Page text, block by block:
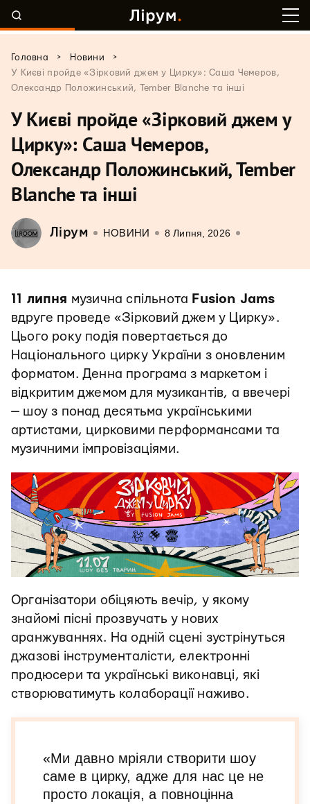
Головна > Новини
>
У Києві пройде «Зірковий джем у Цирку»: Саша Чемеров,
Олександр Положинський, Tember Blanche та інші
У Києві пройде «Зірковий джем у
Цирку»: Саша Чемеров,
Олександр Положинський, Tember
Blanche та інші
Лірум НОВИНИ 8 Липня, 2026
11 липня музична спільнота Fusion Jams
вдруге проведе «Зірковий джем у Цирку».
Цього року подія повертається до
Національного цирку України з оновленим
форматом. Денна програма з маркетом і
відкритим джемом для музикантів, а ввечері
— шоу з понад десятьма українськими
артистами, цирковими перформансами та
музичними імпровізаціями.
Організатори обіцяють вечір, у якому
знайомі пісні прозвучать у нових
аранжуваннях. На одній сцені зустрінуться
джазові інструменталісти, електронні
продюсери та українські виконавці, які
створюватимуть колаборації наживо.
«Ми давно мріяли створити шоу
саме в цирку, адже для нас це не
просто локація, а повноцінна